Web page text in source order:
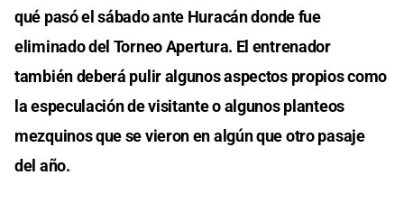
qué pasó el sábado ante Huracán donde fue
eliminado del Torneo Apertura. El entrenador
también deberá pulir algunos aspectos propios como
la especulación de visitante o algunos planteos
mezquinos que se vieron en algún que otro pasaje
del año.